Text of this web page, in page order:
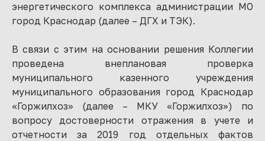
энергетического комплекса администрации МО
город Краснодар (далее – ДГХ и ТЭК).
В связи с этим на основании решения Коллегии
проведена внеплановая проверка
муниципального казенного учреждения
муниципального образования город Краснодар
«Горжилхоз» (далее – МКУ «Горжилхоз») по
вопросу достоверности отражения в учете и
отчетности за 2019 год отдельных фактов